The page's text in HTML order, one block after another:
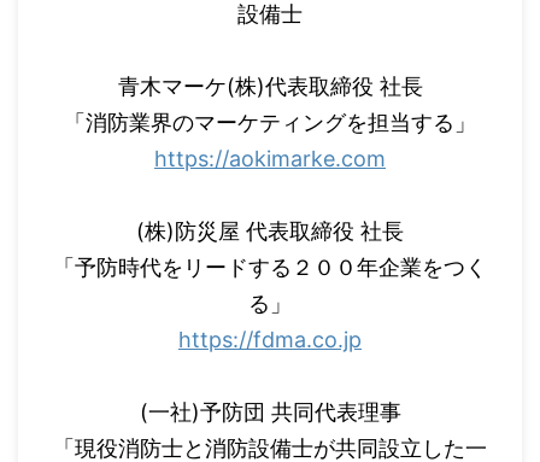
設備士
青木マーケ(株)代表取締役 社長
「消防業界のマーケティングを担当する」
https://aokimarke.com
(株)防災屋 代表取締役 社長
「予防時代をリードする２００年企業をつく
る」
https://fdma.co.jp
(一社)予防団 共同代表理事
「現役消防士と消防設備士が共同設立した一